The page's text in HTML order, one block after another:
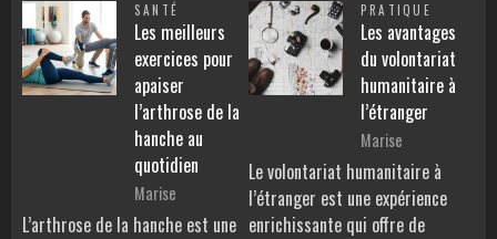
SANTÉ
Les meilleurs
exercices pour
apaiser
l’arthrose de la
hanche au
quotidien
Marise
L’arthrose de la hanche est une
PRATIQUE
Les avantages
du volontariat
humanitaire à
l’étranger
Marise
Le volontariat humanitaire à
l’étranger est une expérience
enrichissante qui offre de